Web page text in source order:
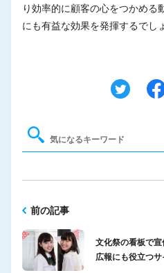
り効率的に顧客の心をつかめる
にも有益な効果を発揮するでし
前の記事
文化祭の看板で
広報にも役立つ